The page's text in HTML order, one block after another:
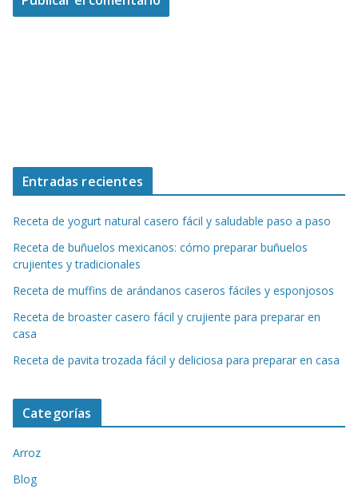
Entradas recientes
Receta de yogurt natural casero fácil y saludable paso a paso
Receta de buñuelos mexicanos: cómo preparar buñuelos
crujientes y tradicionales
Receta de muffins de arándanos caseros fáciles y esponjosos
Receta de broaster casero fácil y crujiente para preparar en
casa
Receta de pavita trozada fácil y deliciosa para preparar en casa
Categorías
Arroz
Blog